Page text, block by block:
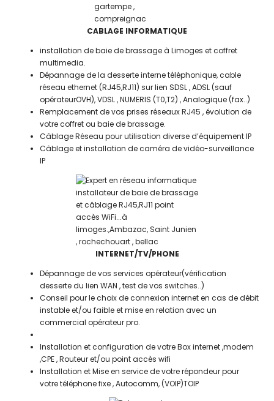
CABLAGE INFORMATIQUE
installation de baie de brassage à Limoges et coffret
multimedia.
Dépannage de la desserte interne téléphonique, cable
réseau ethernet (RJ45,RJ11) sur lien SDSL , ADSL (sauf
opérateurOVH), VDSL , NUMERIS (T0,T2) , Analogique (fax..)
Remplacement de vos prises réseaux RJ45 , évolution de
votre coffret ou baie de brassage.
Câblage Réseau pour utilisation diverse d’équipement IP
Câblage et installation de caméra de vidéo-surveillance
IP
INTERNET/TV/PHONE
Dépannage de vos services opérateur(vérification
desserte du lien WAN , test de vos switches..)
Conseil pour le choix de connexion internet en cas de débit
instable et/ou faible et mise en relation avec un
commercial opérateur pro.
Installation et configuration de votre Box internet ,modem
,CPE , Routeur et/ou point accès wifi
Installation et Mise en service de votre répondeur pour
votre téléphone fixe , Autocomm, (VOIP)TOIP